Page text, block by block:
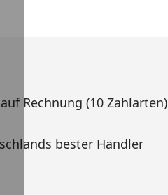
Rechnung (10 Zahlarten)
bester Händler